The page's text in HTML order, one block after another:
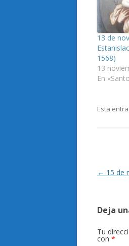
13 de
1568)
13
En
Esta
← 15 de
Deja
Tu
con *